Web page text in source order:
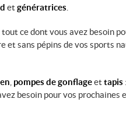
et génératrices
ce dont vous avez besoin
et sans pépins de vos sports
pompes de gonflageet tapis
besoin pour vos prochaines